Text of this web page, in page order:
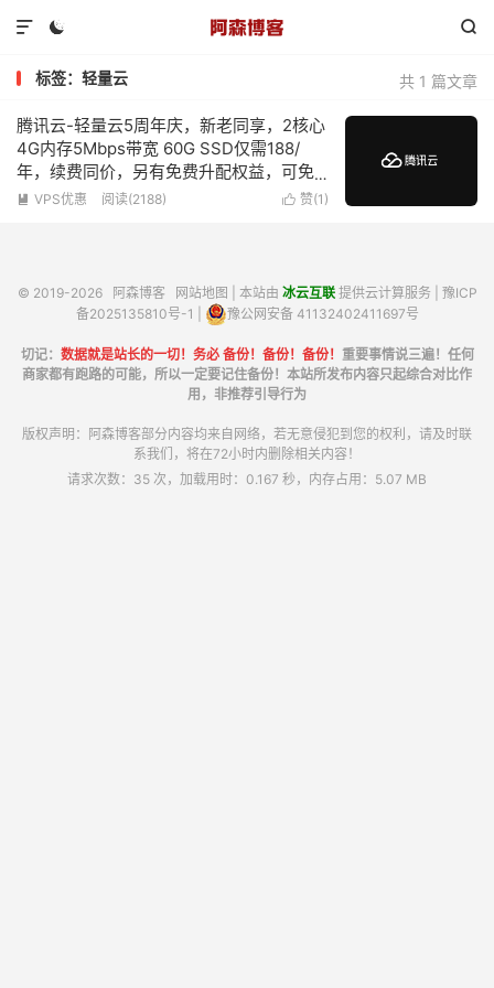
 

共 1 篇文章
标签：轻量云
腾讯云-轻量云5周年庆，新老同享，2核心
4G内存5Mbps带宽 60G SSD仅需188/
年，续费同价，另有免费升配权益，可免
费升级为4核心4G内存
 赞(1 )
 VPS优惠 阅读(2188)
© 2019-2026 阿森博客 网站地图 | 本站由 冰云互联提供云计算服务 | 豫ICP
备2025135810号-1
豫公网安备 41132402411697号
切记： 数据就是站长的一切！务必 备份！备份！备份！ 重要事情说三遍！任何
商家都有跑路的可能，所以一定要记住备份！本站所发布内容只起综合对比作
用，非推荐引导行为
版权声明：阿森博客部分内容均来自网络，若无意侵犯到您的权利，请及时联
系我们，将在72小时内删除相关内容！
请求次数：35 次，加载用时：0.167 秒，内存占用：5.07 MB